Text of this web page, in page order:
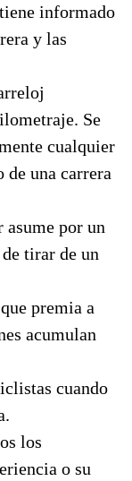
informado
y las
Se
cualquier
una carrera
asume por un
tirar de un
premia a
acumulan
cuando
los
o su